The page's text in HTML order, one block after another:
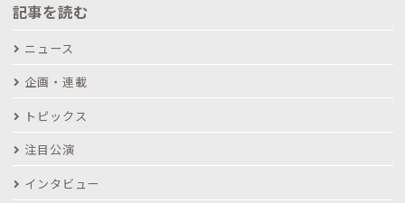
記事を読む
ニュース
企画・連載
トピックス
注目公演
インタビュー